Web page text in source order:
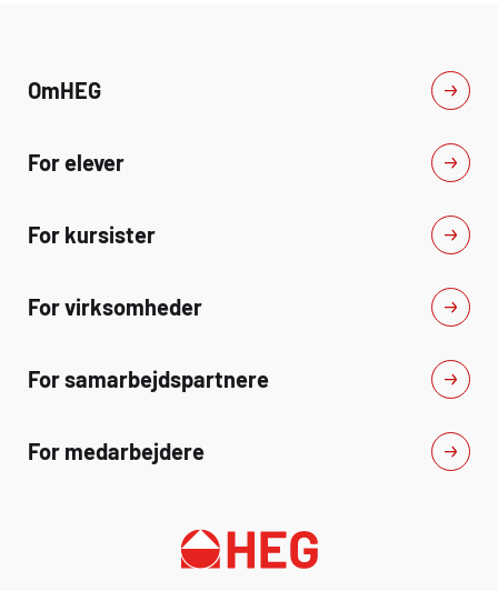
OmHEG
For elever
For kursister
For virksomheder
For samarbejdspartnere
For medarbejdere